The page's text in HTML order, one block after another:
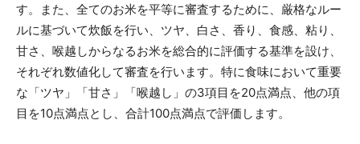
す。また、全てのお米を平等に審査するために、厳格なルー
ルに基づいて炊飯を行い、ツヤ、白さ、香り、食感、粘り、
甘さ、喉越しからなるお米を総合的に評価する基準を設け、
それぞれ数値化して審査を行います。特に食味において重要
な「ツヤ」「甘さ」「喉越し」の3項目を20点満点、他の項
目を10点満点とし、合計100点満点で評価します。